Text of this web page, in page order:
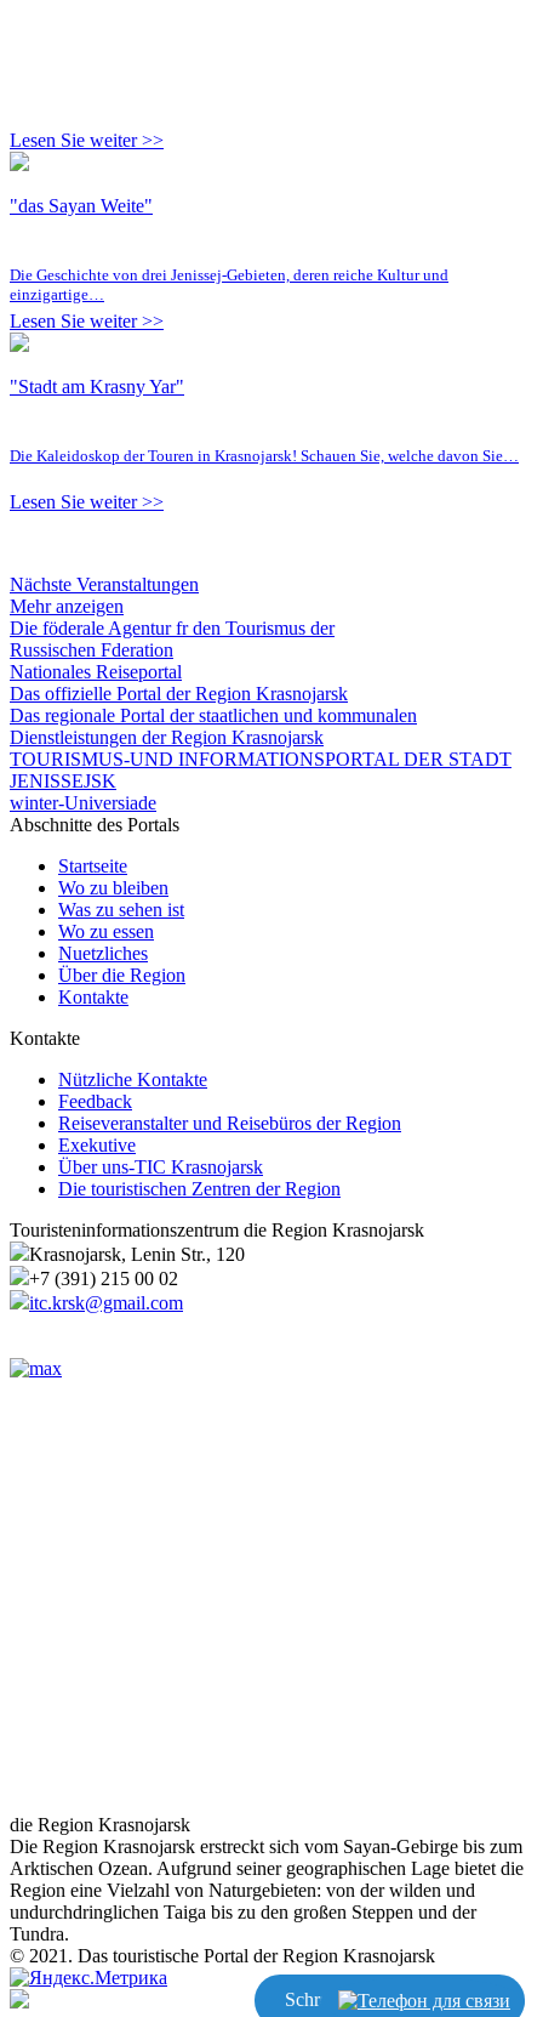
Lesen Sie weiter >>
"das Sayan Weite"
Die Geschichte von drei Jenissej-Gebieten, deren reiche Kultur und
einzigartige…
Lesen Sie weiter >>
"Stadt am Krasny Yar"
Die Kaleidoskop der Touren in Krasnojarsk! Schauen Sie, welche davon Sie…
Lesen Sie weiter >>
Nächste Veranstaltungen
Mehr anzeigen
Die föderale Agentur fr den Tourismus der
Russischen Fderation
Nationales Reiseportal
Das offizielle Portal der Region Krasnojarsk
Das regionale Portal der staatlichen und kommunalen
Dienstleistungen der Region Krasnojarsk
TOURISMUS-UND INFORMATIONSPORTAL DER STADT
JENISSEJSK
winter-Universiade
Abschnitte des Portals
Startseite
Wo zu bleiben
Was zu sehen ist
Wo zu essen
Nuetzliches
Über die Region
Kontakte
Kontakte
Nützliche Kontakte
Feedback
Reiseveranstalter und Reisebüros der Region
Exekutive
Über uns-TIC Krasnojarsk
Die touristischen Zentren der Region
Touristeninformationszentrum die Region Krasnojarsk
Krasnojarsk, Lenin Str., 120
+7 (391) 215 00 02
itc.krsk@gmail.com
die Region Krasnojarsk
Die Region Krasnojarsk erstreckt sich vom Sayan-Gebirge bis zum
Arktischen Ozean. Aufgrund seiner geographischen Lage bietet die
Region eine Vielzahl von Naturgebieten: von der wilden und
undurchdringlichen Taiga bis zu den großen Steppen und der
Tundra.
© 2021. Das touristische Portal der Region Krasnojarsk
Schreiben